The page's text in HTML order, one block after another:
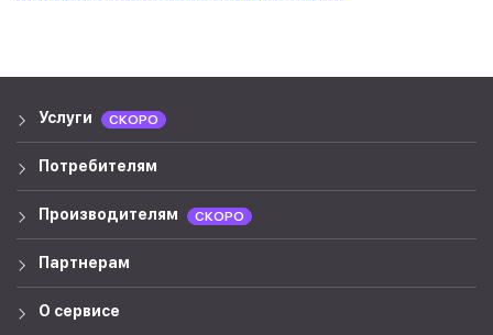
Услуги СКОРО
Потребителям
Производителям СКОРО
Партнерам
О сервисе